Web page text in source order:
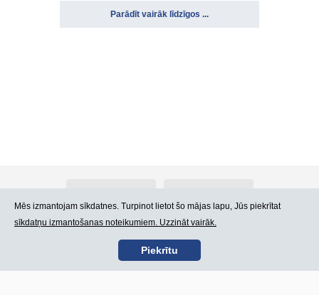
Parādīt vairāk līdzīgos ...
Kontakti Lietošanas noteikumi
Mēs izmantojam sīkdatnes. Turpinot lietot šo mājas lapu, Jūs piekrītat
sīkdatņu izmantošanas noteikumiem. Uzzināt vairāk.
Piekrītu